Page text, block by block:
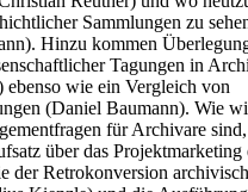
Sammlungen zu
Hinzu kommen
Tagungen in
ebenso wie ein Vergleich von
(Daniel Baumann). Wie
für Archivare
über das Projektmarketing
der Retrokonversion